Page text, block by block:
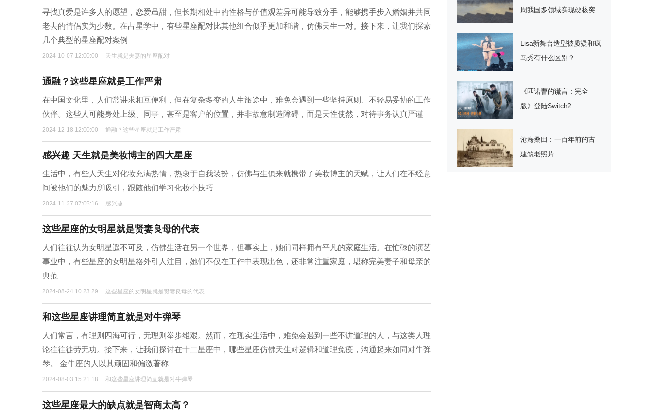
寻找真爱是许多人的愿望，恋爱虽甜，但长期相处中的性格与价值观差异可能导致分手，能够携手步入婚姻并共同
老去的情侣实为少数。在占星学中，有些星座配对比其他组合似乎更加和谐，仿佛天生一对。接下来，让我们探索
几个典型的星座配对案例
2024-10-07 12:00:00 天生就是夫妻的星座配对
通融？这些星座就是工作严肃
在中国文化里，人们常讲求相互便利，但在复杂多变的人生旅途中，难免会遇到一些坚持原则、不轻易妥协的工作
伙伴。这些人可能身处上级、同事，甚至是客户的位置，并非故意制造障碍，而是天性使然，对待事务认真严谨
2024-12-18 12:00:00 通融？这些星座就是工作严肃
感兴趣 天生就是美妆博主的四大星座
生活中，有些人天生对化妆充满热情，热衷于自我装扮，仿佛与生俱来就携带了美妆博主的天赋，让人们在不经意
间被他们的魅力所吸引，跟随他们学习化妆小技巧
2024-11-27 07:05:16 感兴趣
这些星座的女明星就是贤妻良母的代表
人们往往认为女明星遥不可及，仿佛生活在另一个世界，但事实上，她们同样拥有平凡的家庭生活。在忙碌的演艺
事业中，有些星座的女明星格外引人注目，她们不仅在工作中表现出色，还非常注重家庭，堪称完美妻子和母亲的
典范
2024-08-24 10:23:29 这些星座的女明星就是贤妻良母的代表
和这些星座讲理简直就是对牛弹琴
人们常言，有理则四海可行，无理则举步维艰。然而，在现实生活中，难免会遇到一些不讲道理的人，与这类人理
论往往徒劳无功。接下来，让我们探讨在十二星座中，哪些星座仿佛天生对逻辑和道理免疫，沟通起来如同对牛弹
琴。 金牛座的人以其顽固和偏激著称
2024-08-03 15:21:18 和这些星座讲理简直就是对牛弹琴
这些星座最大的缺点就是智商太高？
周我国多领域实现硬核突
Lisa新舞台造型被质疑和疯
马秀有什么区别？
《匹诺曹的谎言：完全
版》登陆Switch2
沧海桑田：一百年前的古
建筑老照片